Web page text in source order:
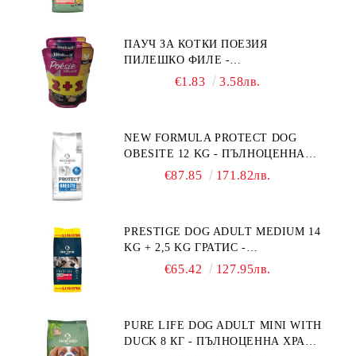
БЕЗ ЗЪРНО, БЕЗ ГЛУТЕН.
ПРОИЗВЕДЕНА ВЪВ ФРАНЦИЯ.
ПАУЧ ЗА КОТКИ ПОЕЗИЯ
ПИЛЕШКО ФИЛЕ -
ПРОМОКОМПЛЕКТ 3 БР.
€1.83 3.58лв.
NEW FORMULA PROTECT DOG
OBESITE 12 KG - ПЪЛНОЦЕННА
ДИЕТИЧНА ХРАНА ЗА КУЧЕТА
"РЕГУЛИРАНЕ НА ВНОСА НА
ГЛЮКОЗА (DIABETES MELLITUS)."
€87.85 171.82лв.
PRESTIGE DOG ADULT MEDIUM 14
KG + 2,5 KG ГРАТИС -
ПЪЛНОЦЕННА ХРАНА ЗА
€65.42 127.95лв.
PURE LIFE DOG ADULT MINI WITH
DUCK 8 КГ - ПЪЛНОЦЕННА ХРАНА